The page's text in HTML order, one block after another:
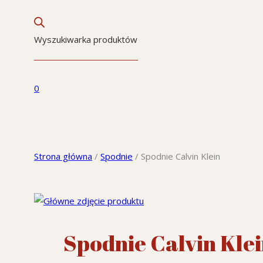
Wyszukiwarka produktów
0
Strona główna / Spodnie / Spodnie Calvin Klein
Spodnie Calvin